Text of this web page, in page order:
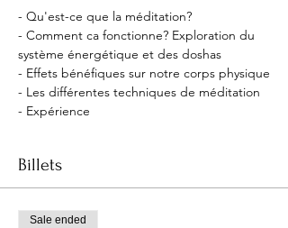
- Qu'est-ce que la méditation?
- Comment ca fonctionne? Exploration du
système énergétique et des doshas
- Effets bénéfiques sur notre corps physique
- Les différentes techniques de méditation
- Expérience
Billets
Sale ended